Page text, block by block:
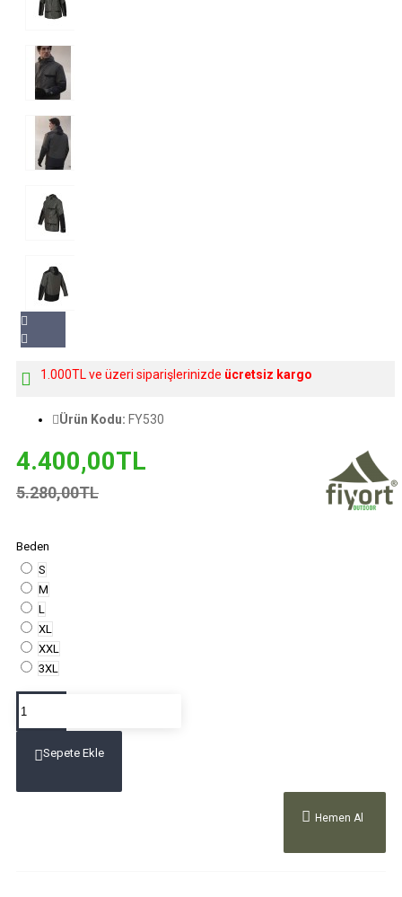
1.000TL ve üzeri siparişlerinizde ücretsiz kargo
Ürün Kodu: FY530
4.400,00TL
5.280,00TL
Beden
S
M
L
XL
XXL
3XL
Sepete Ekle
Hemen Al